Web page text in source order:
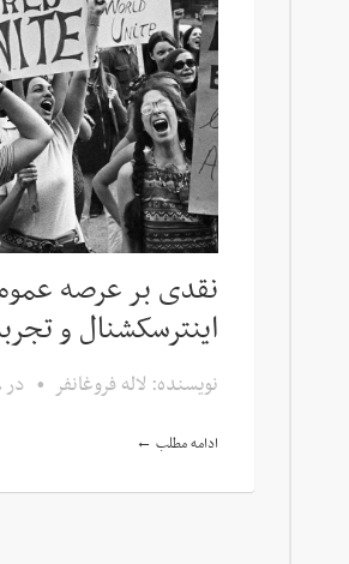
نقدی بر عرصه
اینترسکشنال و
نویسنده: لاله فروغانفر • در
ادامه مطلب ←